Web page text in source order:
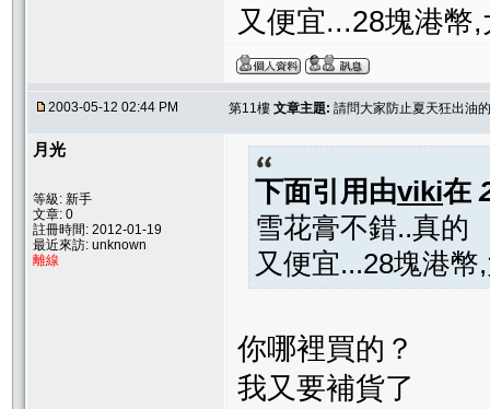
又便宜...28塊港幣
2003-05-12 02:44 PM 第11樓 文章主題: 請問大家防止夏天狂出油
月光
等級: 新手
文章: 0
註冊時間: 2012-01-19
最近來訪: unknown
離線
下面引用由viki在
雪花膏不錯..真的
又便宜...28塊港幣
你哪裡買的？
我又要補貨了